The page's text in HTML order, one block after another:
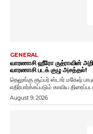
GENERAL
வாரணாசி ஹீரோ ருத்ராவின்
வாரணாசி படக் குழு அசத்தல்!
தெலுங்கு சூப்பர் ஸ்டார் மகேஷ்
எதிர்பார்க்கப்படும் காவிய
August 9, 2026